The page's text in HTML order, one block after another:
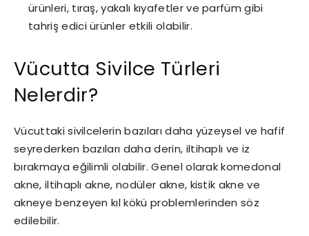
ürünleri, tıraş, yakalı kıyafetler ve parfüm gibi
tahriş edici ürünler etkili olabilir.
Vücutta Sivilce Türleri
Nelerdir?
Vücuttaki sivilcelerin bazıları daha yüzeysel ve hafif
seyrederken bazıları daha derin, iltihaplı ve iz
bırakmaya eğilimli olabilir. Genel olarak komedonal
akne, iltihaplı akne, nodüler akne, kistik akne ve
akneye benzeyen kıl kökü problemlerinden söz
edilebilir.